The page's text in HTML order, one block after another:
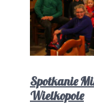
Spotkanie
Wielkopole